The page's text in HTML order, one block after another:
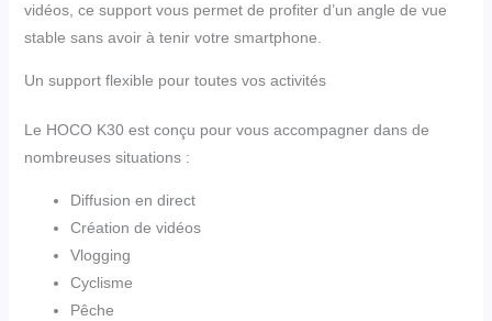
vidéos, ce support vous permet de profiter d’un angle de vue
stable sans avoir à tenir votre smartphone.
Un support flexible pour toutes vos activités
Le HOCO K30 est conçu pour vous accompagner dans de
nombreuses situations :
Diffusion en direct
Création de vidéos
Vlogging
Cyclisme
Pêche